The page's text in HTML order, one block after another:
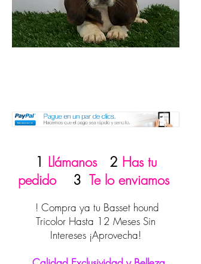
1 Llámanos 2 Has tu
pedido3 Te lo enviamos
! Compra ya tu Basset hound
Tricolor Hasta 12 Meses Sin
Intereses ¡Aprovecha!